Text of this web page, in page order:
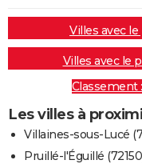
Villes avec
Villes avec le
Classement
Les villes à
Villaines-sous-Lucé
Pruillé-l'Éguillé